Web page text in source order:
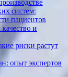
систем:
пациентов
и
риски растут
опыт экспертов